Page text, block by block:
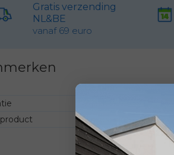
Gratis verzending
NL&BE
vanaf 69 euro
Geroba
Accessoire